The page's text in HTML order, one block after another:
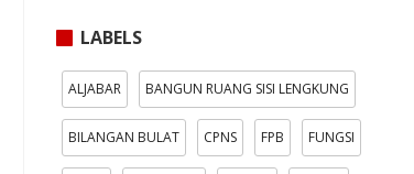
LABELS
ALJABAR BANGUN RUANG SISI LENGKUNG
BILANGAN BULAT CPNS FPB FUNGSI